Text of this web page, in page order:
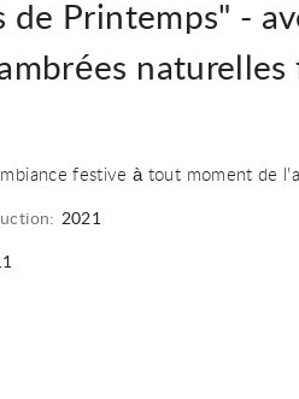
de Printemps" -
naturelles
festive à tout moment de
2021